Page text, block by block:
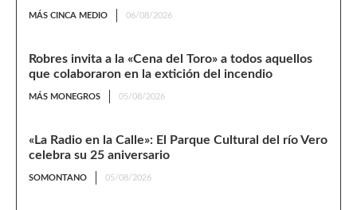
MÁS CINCA MEDIO 06/08/2026
Robres invita a la «Cena del Toro» a todos aquellos
que colaboraron en la extición del incendio
MÁS MONEGROS 05/08/2026
«La Radio en la Calle»: El Parque Cultural del río Vero
celebra su 25 aniversario
SOMONTANO 05/08/2026